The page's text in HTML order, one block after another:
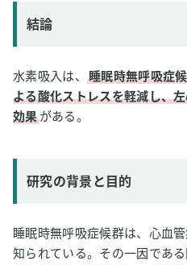
結論
水素吸入は、
睡眠時無呼吸症
よる酸化ストレスを軽減し、
効果がある。
研究の背景と目的
睡眠時無呼吸症候群は、心血
知られている。その一因であ